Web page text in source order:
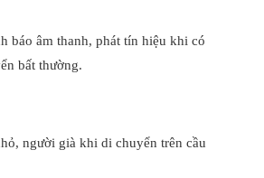
báo âm thanh, phát tín hiệu khi có
bất thường.
người già khi di chuyển trên cầu